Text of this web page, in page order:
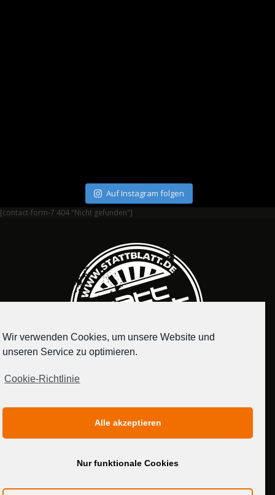
Auf Instagram folgen
[contact-form-7 404 "Nicht gefunden"]
MEDIADATEN
Wir verwenden Cookies, um unsere Website und
unseren Service zu optimieren.
Cookie-Richtlinie
Alle akzeptieren
Nur funktionale Cookies